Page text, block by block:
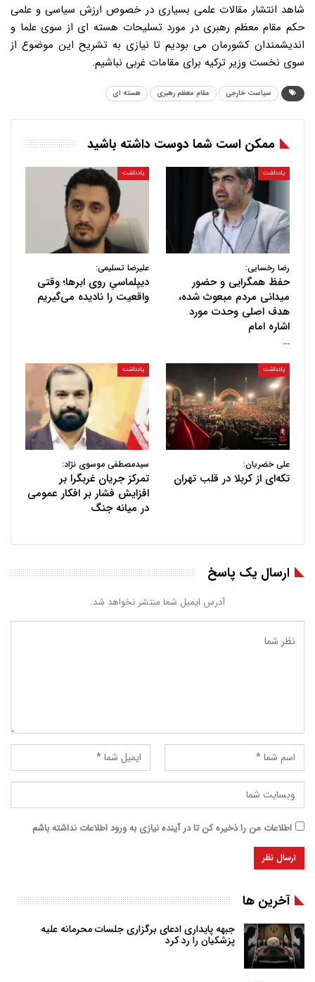
شاهد انتشار مقالات علمی بسیاری در خصوص ارزش سیاسی و علمی
حکم مقام معظم رهبری در مورد تسلیحات هسته ای از سوی علما و
اندیشمندان کشورمان می بودیم تا نیازی به تشریح این موضوع از
سوی نخست وزیر ترکیه برای مقامات غربی نباشیم.
سیاست خارجی مقام معظم رهبری هسته ای
ممکن است شما دوست داشته باشید
یادداشت
رضا رخسایی:
حفظ همگرایی و حضور
میدانی مردم مبعوث شده،
هدف اصلی وحدت مورد
اشاره امام
…
یادداشت
علیرضا تسلیمی:
دیپلماسیِ روی ابرها؛ وقتی
واقعیت را نادیده می‌گیریم
یادداشت
علی خضریان:
تکه‌ای از کربلا در قلب تهران
یادداشت
سیدمصطفی موسوی نژاد:
تمرکز جریان غربگرا بر
افزایش فشار بر افکار عمومی
در میانه جنگ
ارسال یک پاسخ
آدرس ایمیل شما منتشر نخواهد شد.
اطلاعات من را ذخیره کن تا در آینده نیازی به ورود اطلاعات نداشته باشم
آخرین ها
جبهه پایداری ادعای برگزاری جلسات محرمانه علیه
پزشکیان را رد کرد